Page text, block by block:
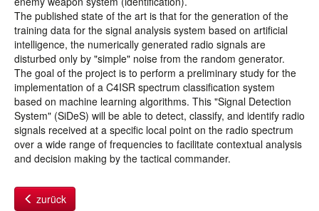
The published state of the art is that for the generation of the
training data for the signal analysis system based on artificial
intelligence, the numerically generated radio signals are
disturbed only by "simple" noise from the random generator.
The goal of the project is to perform a preliminary study for the
implementation of a C4ISR spectrum classification system
based on machine learning algorithms. This "Signal Detection
System" (SiDeS) will be able to detect, classify, and identify radio
signals received at a specific local point on the radio spectrum
over a wide range of frequencies to facilitate contextual analysis
and decision making by the tactical commander.
zurück